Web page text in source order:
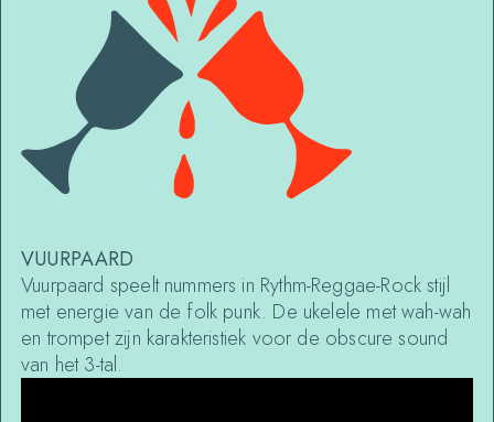
VUURPAARD
Vuurpaard speelt nummers in Rythm-Reggae-Rock stijl
met energie van de folk punk. De ukelele met wah-wah
en trompet zijn karakteristiek voor de obscure sound
van het 3-tal.